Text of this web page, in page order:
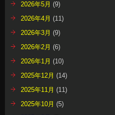
2026年5月 (9)
2026年4月 (11)
2026年3月 (9)
2026年2月 (6)
2026年1月 (10)
2025年12月 (14)
2025年11月 (11)
2025年10月 (5)